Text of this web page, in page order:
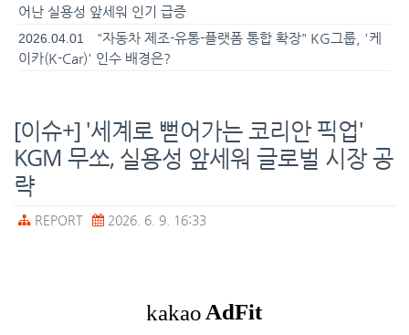
어난 실용성 앞세워 인기 급증
2026.04.01
"자동차 제조-유통-플랫폼 통합 확장" KG그룹, '케
이카(K-Car)' 인수 배경은?
[이슈+] '세계로 뻗어가는 코리안 픽업'
KGM 무쏘, 실용성 앞세워 글로벌 시장 공
략
REPORT 2026. 6. 9. 16:33